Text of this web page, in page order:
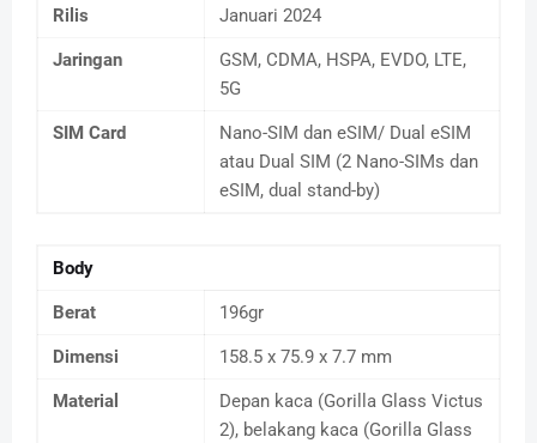
Rilis Januari 2024
Jaringan
GSM, CDMA, HSPA, EVDO, LTE,
5G
SIM Card
Nano-SIM dan eSIM/ Dual eSIM
atau Dual SIM (2 Nano-SIMs dan
eSIM, dual stand-by)
Body
Berat 196gr
Dimensi 158.5 x 75.9 x 7.7 mm
Material
Depan kaca (Gorilla Glass Victus
2), belakang kaca (Gorilla Glass